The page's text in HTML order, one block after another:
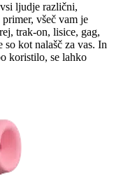
ljudje različni,
všeč vam je
trak-on, lisice, gag,
kot nalašč za vas. In
koristilo, se lahko